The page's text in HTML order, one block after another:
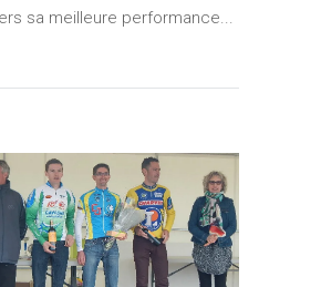
sa meilleure performance...